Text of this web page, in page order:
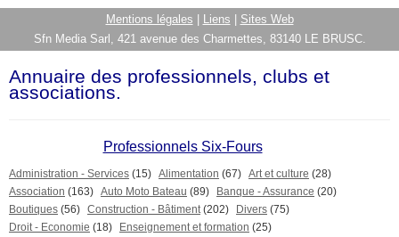
Mentions légales Liens
Sites Web
Sfn Media Sarl, 421 avenue des Charmettes, 83140 LE BRUSC.
Annuaire des professionnels, clubs et
associations.
Professionnels Six-Fours
Administration - Services (15) Alimentation (67) Art et culture (28)
Association (163) Auto Moto Bateau (89) Banque - Assurance (20)
Boutiques (56) Construction - Bâtiment (202) Divers (75)
Droit - Economie (18) Enseignement et formation (25)